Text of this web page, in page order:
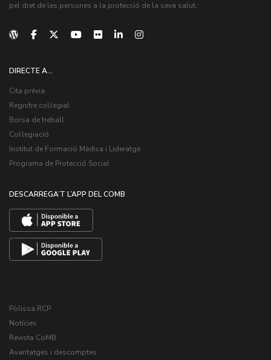
pel dret de les persones a la protecció de la seva salut.
DIRECTE A...
Cita prèvia
Registre col·legial
Borsa de treball
Col·legiació
Institut de Formació Mèdica i Lideratge
Programa de Protecció Social
DESCARREGA’T L’APP DEL COMB
Pòlissa RCP
Notícies
Revista CoMB
Avantatges i descomptes